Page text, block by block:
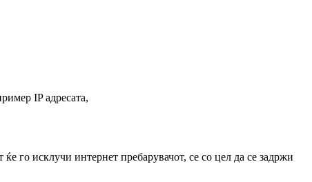
IP адресата,
го исклучи интернет пребарувачот, се со цел да се задржи